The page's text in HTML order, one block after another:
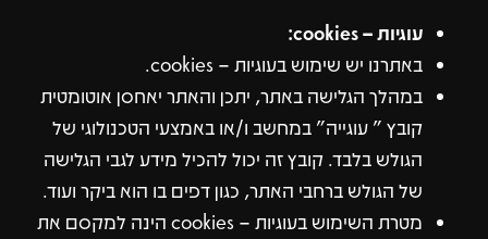
עוגיות – cookies:
באתרנו יש שימוש בעוגיות – cookies.
במהלך הגלישה באתר, יתכן והאתר יאחסן אוטומטית
קובץ " עוגייה" במחשב ו/או באמצעי הטכנולוגי של
הגולש בלבד. קובץ זה יכול להכיל מידע לגבי הגלישה
של הגולש ברחבי האתר, כגון דפים בו הוא ביקר ועוד.
מטרת השימוש בעוגיות – cookies הינה למקסם את